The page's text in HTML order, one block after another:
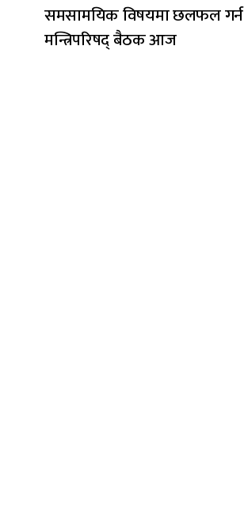
समसामयिक विषयमा छलफल गर्न
मन्त्रिपरिषद् बैठक आज